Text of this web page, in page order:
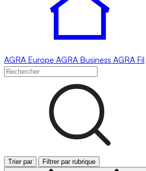
AGRA Europe AGRA Business AGRA Fil
Trier par Filtrer par rubrique